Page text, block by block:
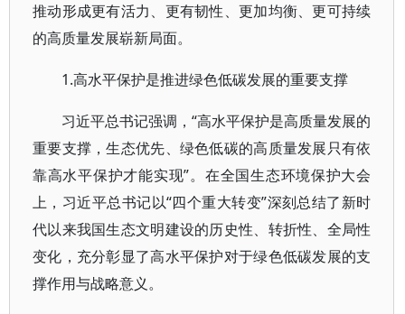
推动形成更有活力、更有韧性、更加均衡、更可持续
的高质量发展崭新局面。
1.高水平保护是推进绿色低碳发展的重要支撑
习近平总书记强调，“高水平保护是高质量发展的
重要支撑，生态优先、绿色低碳的高质量发展只有依
靠高水平保护才能实现”。在全国生态环境保护大会
上，习近平总书记以“四个重大转变”深刻总结了新时
代以来我国生态文明建设的历史性、转折性、全局性
变化，充分彰显了高水平保护对于绿色低碳发展的支
撑作用与战略意义。